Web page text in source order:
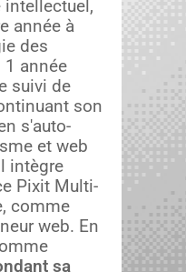
intel­lectuel,
année à
des
1 année
suivi de
son
s'auto-
et web
intè­gre
Pix­it Mul­ti­
comme
web. En
sa